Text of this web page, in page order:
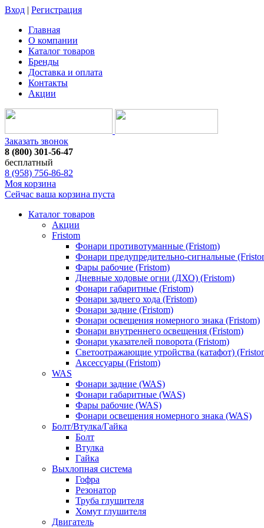
Вход | Регистрация
Главная
О компании
Каталог товаров
Бренды
Доставка и оплата
Контакты
Акции
Заказать звонок
8 (800) 301-56-47
бесплатный
8 (958) 756-86-82
Моя корзина
Сейчас ваша корзина пуста
Каталог товаров
Акции
Fristom
Фонари противотуманные (Fristom)
Фонари предупредительно-сигнальные
Фары рабочие (Fristom)
Дневные ходовые огни (ДХО) (Fristom)
Фонари габаритные (Fristom)
Фонари заднего хода (Fristom)
Фонари задние (Fristom)
Фонари освещения номерного знака (Fristom)
Фонари внутреннего освещения (Fristom)
Фонари указателей поворота (Fristom)
Светоотражающие утройства (катафот)
Аксессуары (Fristom)
WAS
Фонари задние (WAS)
Фонари габаритные (WAS)
Фары рабочие (WAS)
Фонари освещения номерного знака (WAS)
Болт/Втулка/Гайка
Болт
Втулка
Гайка
Выхлопная система
Гофра
Резонатор
Труба глушителя
Хомут глушителя
Двигатель